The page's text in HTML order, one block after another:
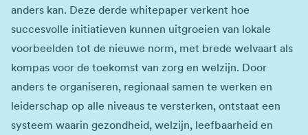
anders kan. Deze derde whitepaper verkent hoe
succesvolle initiatieven kunnen uitgroeien van lokale
voorbeelden tot de nieuwe norm, met brede welvaart als
kompas voor de toekomst van zorg en welzijn. Door
anders te organiseren, regionaal samen te werken en
leiderschap op alle niveaus te versterken, ontstaat een
systeem waarin gezondheid, welzijn, leefbaarheid en